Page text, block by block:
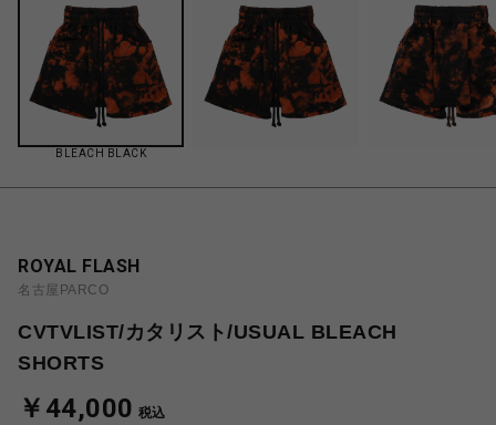
BLEACH BLACK
ROYAL FLASH
名古屋PARCO
CVTVLIST/カタリスト/USUAL BLEACH
SHORTS
￥44,000 税込